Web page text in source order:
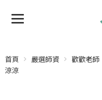
首頁 嚴選師資 歡歡老師
涼涼